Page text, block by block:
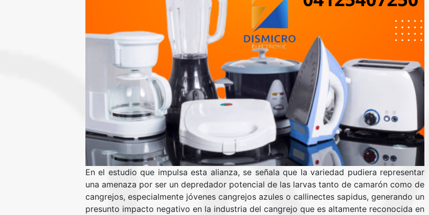
En el estudio que impulsa esta alianza, se señala que la variedad pudiera representar
una amenaza por ser un depredador potencial de las larvas tanto de camarón como de
cangrejos, especialmente jóvenes cangrejos azules o callinectes sapidus, generando un
presunto impacto negativo en la industria del cangrejo que es altamente reconocida en